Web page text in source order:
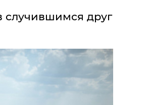
случившимся друг